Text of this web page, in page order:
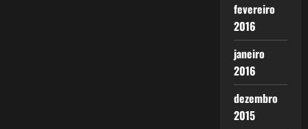
fevereiro
2016
janeiro
2016
dezembro
2015